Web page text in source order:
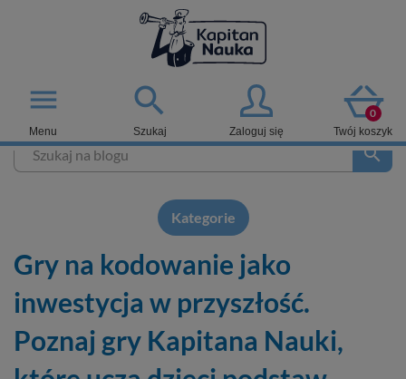

Szukaj Zaloguj się
0
Twój koszyk
menu
Menu
search
Kategorie
Gry na kodowanie jako
inwestycja w przyszłość.
Poznaj gry Kapitana Nauki,